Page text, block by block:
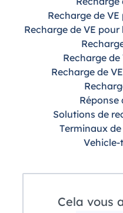
Recharge de
Recharge de VE
Recharge
Recharge de
Réponse
Solutions de
Terminaux
Vehicle-
Cela vous